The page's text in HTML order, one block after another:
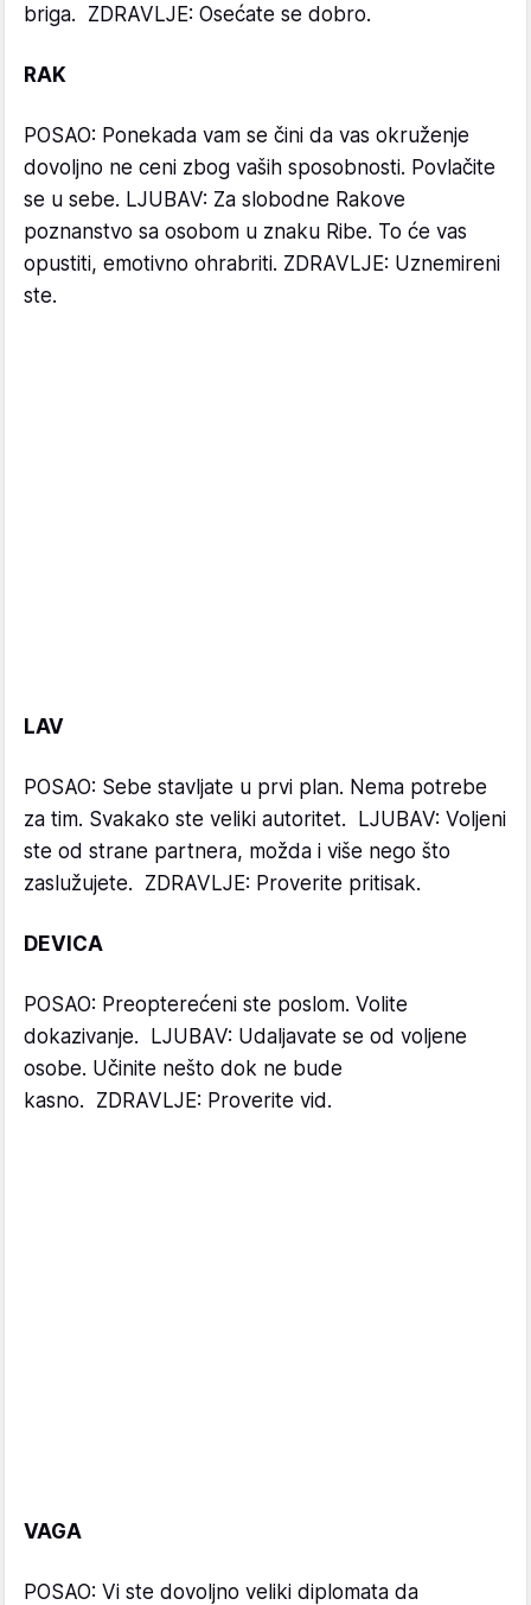
briga. ZDRAVLJE: Osećate se dobro.
RAK
POSAO: Ponekada vam se čini da vas okruženje
dovoljno ne ceni zbog vaših sposobnosti. Povlačite
se u sebe. LJUBAV: Za slobodne Rakove
poznanstvo sa osobom u znaku Ribe. To će vas
opustiti, emotivno ohrabriti. ZDRAVLJE: Uznemireni
ste.
LAV
POSAO: Sebe stavljate u prvi plan. Nema potrebe
za tim. Svakako ste veliki autoritet. LJUBAV: Voljeni
ste od strane partnera, možda i više nego što
zaslužujete. ZDRAVLJE: Proverite pritisak.
DEVICA
POSAO: Preopterećeni ste poslom. Volite
dokazivanje. LJUBAV: Udaljavate se od voljene
osobe. Učinite nešto dok ne bude
kasno. ZDRAVLJE: Proverite vid.
VAGA
POSAO: Vi ste dovoljno veliki diplomata da